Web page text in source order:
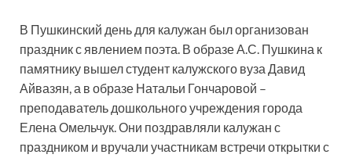
В Пушкинский день для калужан был организован
праздник с явлением поэта. В образе А.С. Пушкина к
памятнику вышел студент калужского вуза Давид
Айвазян, а в образе Натальи Гончаровой –
преподаватель дошкольного учреждения города
Елена Омельчук. Они поздравляли калужан с
праздником и вручали участникам встречи открытки с